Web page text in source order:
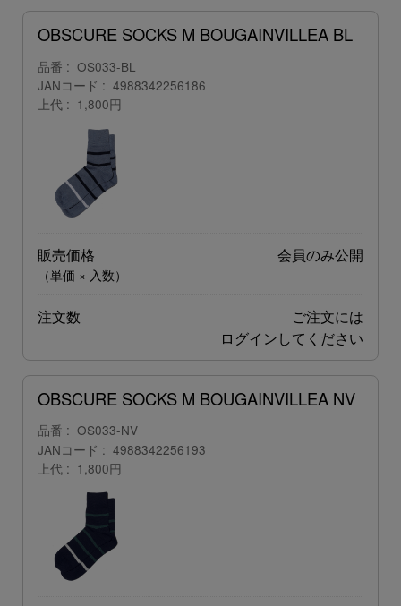
OBSCURE SOCKS M BOUGAINVILLEA BL
品番
OS033-BL
JANコード
4988342256186
上代
1,800円
販売価格
（単価 × 入数）
会員のみ公開
注文数
ご注文には
ログインしてください
OBSCURE SOCKS M BOUGAINVILLEA NV
品番
OS033-NV
JANコード
4988342256193
上代
1,800円